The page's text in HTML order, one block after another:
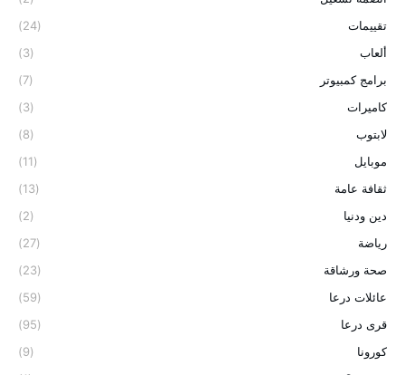
تقييمات
(24)
ألعاب
(3)
برامج كمبيوتر
(7)
كاميرات
(3)
لابتوب
(8)
موبايل
(11)
ثقافة عامة
(13)
دين ودنيا
(2)
رياضة
(27)
صحة ورشاقة
(23)
عائلات درعا
(59)
قرى درعا
(95)
كورونا
(9)